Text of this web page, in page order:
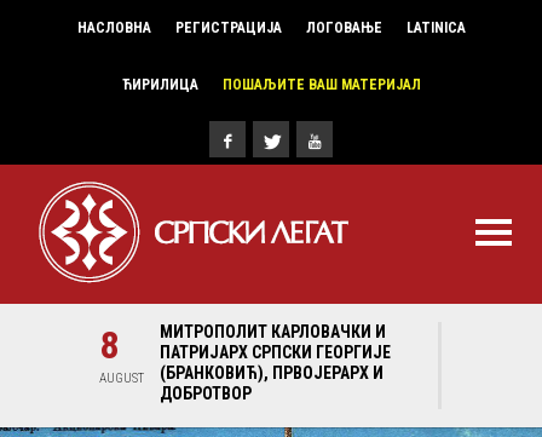
НАСЛОВНА РЕГИСТРАЦИЈА ЛОГОВАЊЕ LATINICA
ЋИРИЛИЦА ПОШАЉИТЕ ВАШ МАТЕРИЈАЛ
8
AUGUST
МИТРОПОЛИТ КАРЛОВАЧКИ И
ПАТРИЈАРХ СРПСКИ ГЕОРГИЈЕ
(БРАНКОВИЋ), ПРВОЈЕРАРХ И
ДОБРОТВОР